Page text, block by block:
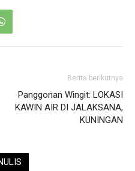
Berita berikutnya
Panggonan Wingit: LOKASI
KAWIN AIR DI JALAKSANA,
KUNINGAN